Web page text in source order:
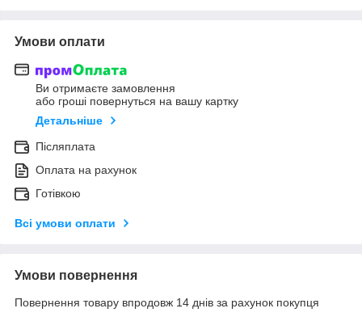
Умови оплати
Ви отримаєте замовлення
або гроші повернуться на вашу картку
Детальніше
Післяплата
Оплата на рахунок
Готівкою
Всі умови оплати
Умови повернення
Повернення товару впродовж 14 днів за рахунок покупця